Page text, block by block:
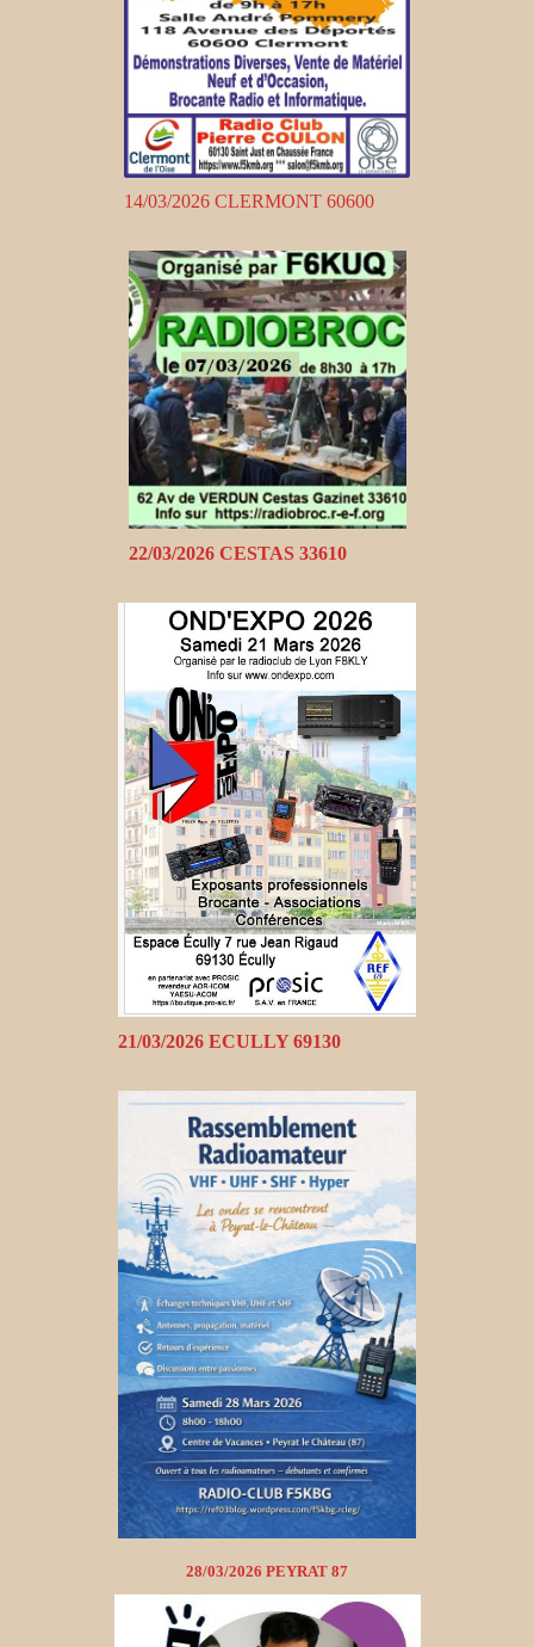
14/03/2026 CLERMONT 60600
22/03/2026 CESTAS 33610
21/03/2026 ECULLY 69130
28/03/2026 PEYRAT 87